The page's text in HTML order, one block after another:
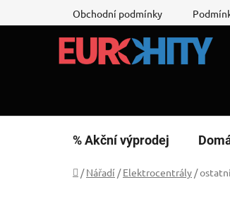
na
Obchodní podmínky
% Akční výprodej
Domů
/ Nářadí / Elektrocentrály /